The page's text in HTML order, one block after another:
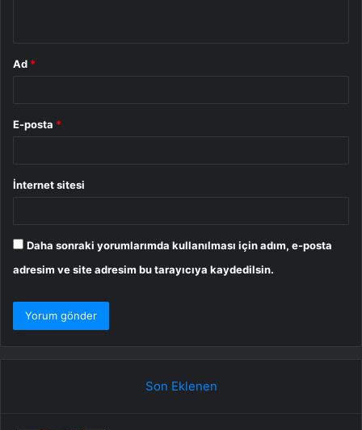
Ad *
E-posta *
İnternet sitesi
Daha sonraki yorumlarımda kullanılması için adım, e-posta
adresim ve site adresim bu tarayıcıya kaydedilsin.
Son Eklenen